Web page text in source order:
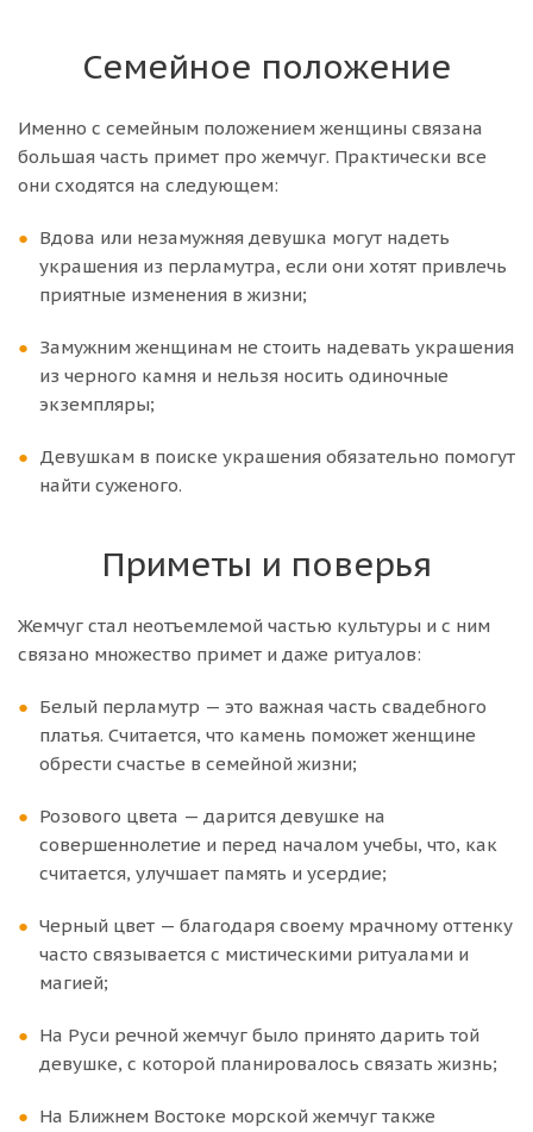
Семейное положение
Именно с семейным положением женщины связана
большая часть примет про жемчуг. Практически все
они сходятся на следующем:
Вдова или незамужняя девушка могут надеть
украшения из перламутра, если они хотят привлечь
приятные изменения в жизни;
Замужним женщинам не стоить надевать украшения
из черного камня и нельзя носить одиночные
экземпляры;
Девушкам в поиске украшения обязательно помогут
найти суженого.
Приметы и поверья
Жемчуг стал неотъемлемой частью культуры и с ним
связано множество примет и даже ритуалов:
Белый перламутр — это важная часть свадебного
платья. Считается, что камень поможет женщине
обрести счастье в семейной жизни;
Розового цвета — дарится девушке на
совершеннолетие и перед началом учебы, что, как
считается, улучшает память и усердие;
Черный цвет — благодаря своему мрачному оттенку
часто связывается с мистическими ритуалами и
магией;
На Руси речной жемчуг было принято дарить той
девушке, с которой планировалось связать жизнь;
На Ближнем Востоке морской жемчуг также